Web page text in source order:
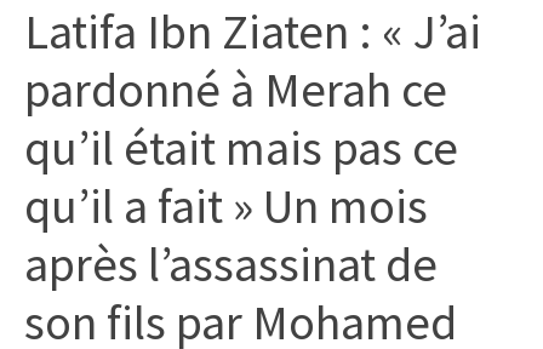
citoyennes
Latifa Ibn Ziaten : « J’ai
pardonné à Merah ce
qu’il était mais pas ce
qu’il a fait » Un mois
après l’assassinat de
son fils par Mohamed